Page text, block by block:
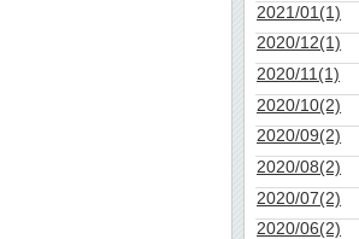
2021/01(1)
2020/12(1)
2020/11(1)
2020/10(2)
2020/09(2)
2020/08(2)
2020/07(2)
2020/06(2)